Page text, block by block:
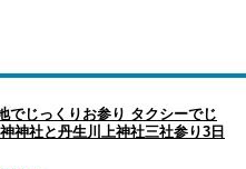
でじっくりお参り タクシーでじ
神社と丹生川上神社三社参り3日